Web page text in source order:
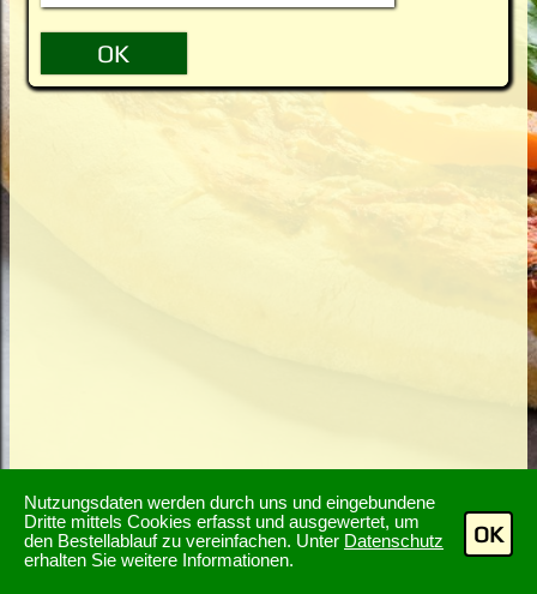
Nutzungsdaten werden durch uns und eingebundene
Dritte mittels Cookies erfasst und ausgewertet, um
den Bestellablauf zu vereinfachen. Unter Datenschutz
erhalten Sie weitere Informationen.
OK